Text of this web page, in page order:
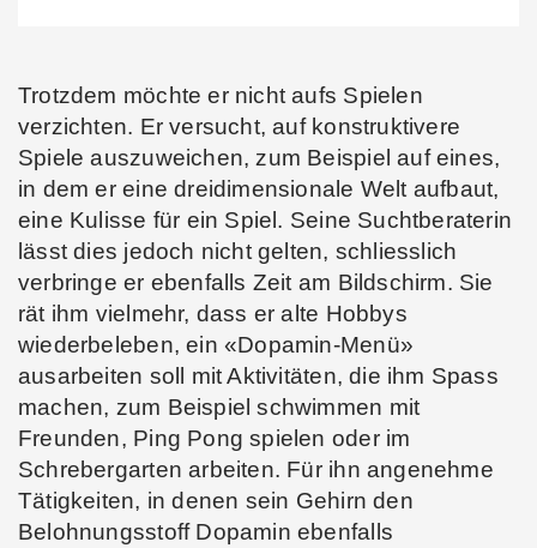
Trotzdem möchte er nicht aufs Spielen
verzichten. Er versucht, auf konstruktivere
Spiele auszuweichen, zum Beispiel auf eines,
in dem er eine dreidimensionale Welt aufbaut,
eine Kulisse für ein Spiel. Seine Suchtberaterin
lässt dies jedoch nicht gelten, schliesslich
verbringe er ebenfalls Zeit am Bildschirm. Sie
rät ihm vielmehr, dass er alte Hobbys
wiederbeleben, ein «Dopamin-Menü»
ausarbeiten soll mit Aktivitäten, die ihm Spass
machen, zum Beispiel schwimmen mit
Freunden, Ping Pong spielen oder im
Schrebergarten arbeiten. Für ihn angenehme
Tätigkeiten, in denen sein Gehirn den
Belohnungsstoff Dopamin ebenfalls